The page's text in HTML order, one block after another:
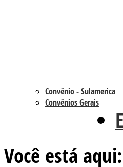
Convênio - Sulamerica
Convênios Gerais
Você está aqui: